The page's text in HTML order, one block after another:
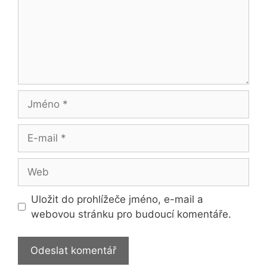
Jméno
mail
Uložit do prohlížeče jméno, e-mail a
webovou stránku pro budoucí komentáře.